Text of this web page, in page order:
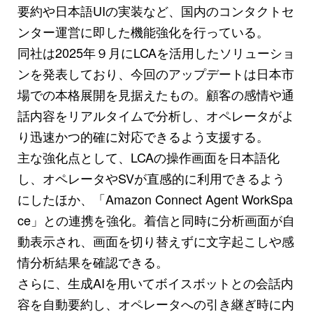
要約や日本語UIの実装など、国内のコンタクトセ
ンター運営に即した機能強化を行っている。
同社は2025年９月にLCAを活用したソリューショ
ンを発表しており、今回のアップデートは日本市
場での本格展開を見据えたもの。顧客の感情や通
話内容をリアルタイムで分析し、オペレータがよ
り迅速かつ的確に対応できるよう支援する。
主な強化点として、LCAの操作画面を日本語化
し、オペレータやSVが直感的に利用できるよう
にしたほか、「Amazon Connect Agent WorkSpa
ce」との連携を強化。着信と同時に分析画面が自
動表示され、画面を切り替えずに文字起こしや感
情分析結果を確認できる。
さらに、生成AIを用いてボイスボットとの会話内
容を自動要約し、オペレータへの引き継ぎ時に内